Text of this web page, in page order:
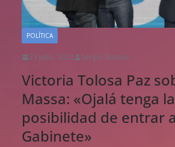
POLÍTICA
23 julio, 2022 Sergio Stadius
Victoria Tolosa Paz
Massa: «Ojalá tenga la
posibilidad de entrar
Gabinete»